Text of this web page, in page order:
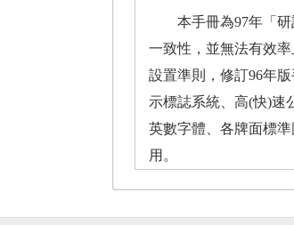
本手冊為97年「研
一致性，並無法有效
設置準則，修訂96年
示標誌系統、高(快)速
英數字體、各牌面標
用。